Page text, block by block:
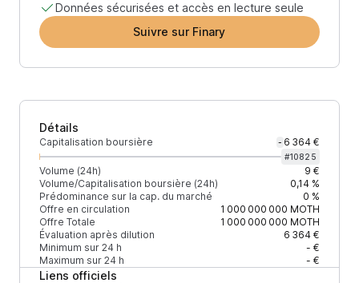
Données sécurisées et accès en lecture seule
Suivre sur Finary
Détails
Capitalisation boursière - 6 364 €
#10825
Volume (24h)
9 €
Volume/Capitalisation boursière (24h)
0,14 %
Prédominance sur la cap. du marché
0 %
Offre en circulation
1 000 000 000 MOTH
Offre Totale
1 000 000 000 MOTH
Évaluation après dilution
6 364 €
Minimum sur 24 h
- €
Maximum sur 24 h
- €
Liens officiels